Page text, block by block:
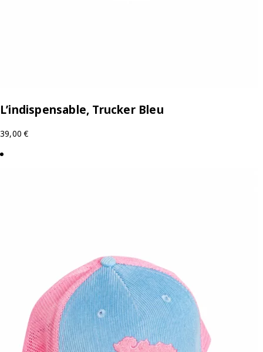
L’indispensable, Trucker Bleu
39,00€